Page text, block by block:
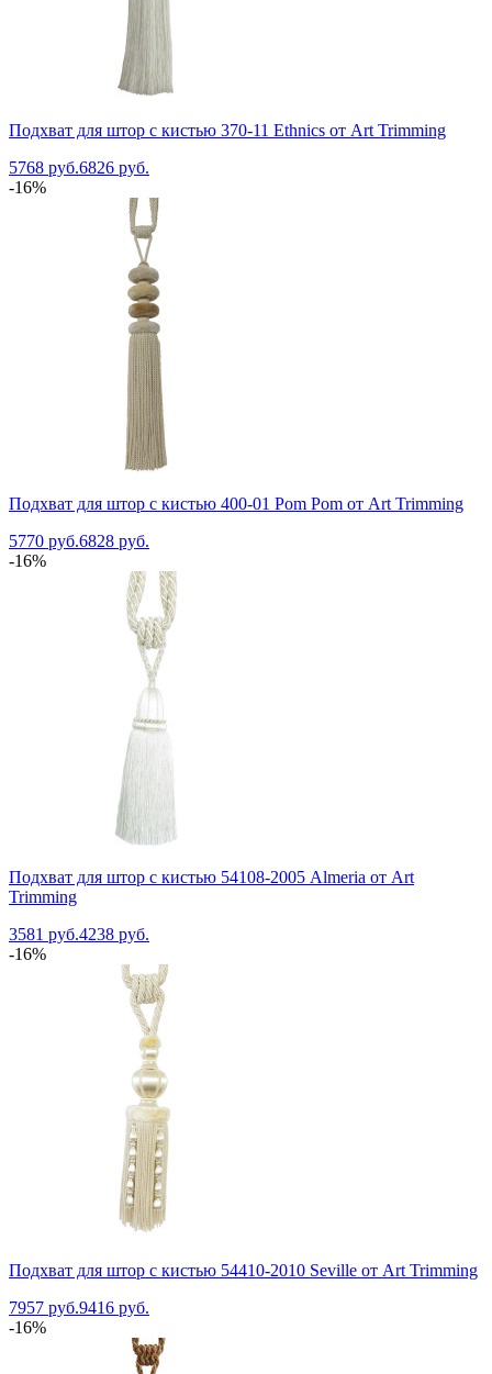
Подхват для штор с кистью 370-11 Ethnics от Art Trimming
5768 руб.6826 руб.
-16%
Подхват для штор с кистью 400-01 Pom Pom от Art Trimming
5770 руб.6828 руб.
-16%
Подхват для штор с кистью 54108-2005 Almeria от Art
Trimming
3581 руб.4238 руб.
-16%
Подхват для штор с кистью 54410-2010 Seville от Art Trimming
7957 руб.9416 руб.
-16%